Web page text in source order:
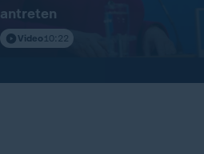
antreten
Video 10:22